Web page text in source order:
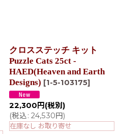
クロスステッチ キット
Puzzle Cats 25ct -
HAED(Heaven and Earth
Designs) [1-5-103175]
22,300 円 (税別)
(税込: 24,530円)
在庫なし お取り寄せ